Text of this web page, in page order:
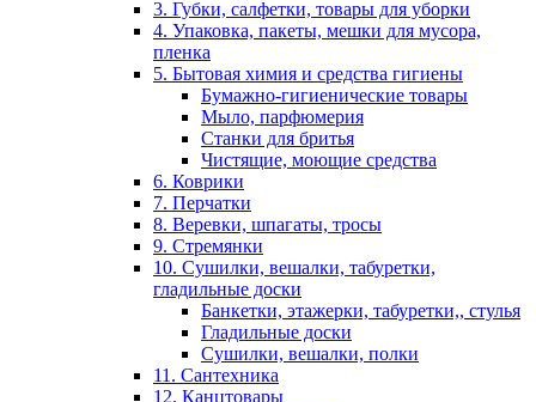
3. Губки, салфетки, товары для уборки
4. Упаковка, пакеты, мешки для мусора,
пленка
5. Бытовая химия и средства гигиены
Бумажно-гигиенические товары
Мыло, парфюмерия
Станки для бритья
Чистящие, моющие средства
6. Коврики
7. Перчатки
8. Веревки, шпагаты, тросы
9. Стремянки
10. Сушилки, вешалки, табуретки,
гладильные доски
Банкетки, этажерки, табуретки,, стулья
Гладильные доски
Сушилки, вешалки, полки
11. Сантехника
12. Канцтовары